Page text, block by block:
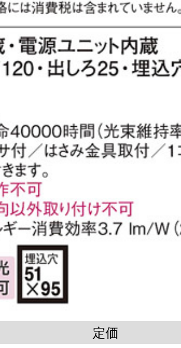
定価